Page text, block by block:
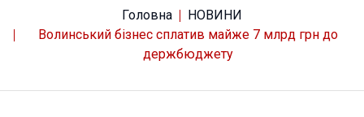
Головна
НОВИНИ
Волинський бізнес сплатив майже 7 млрд грн до
держбюджету